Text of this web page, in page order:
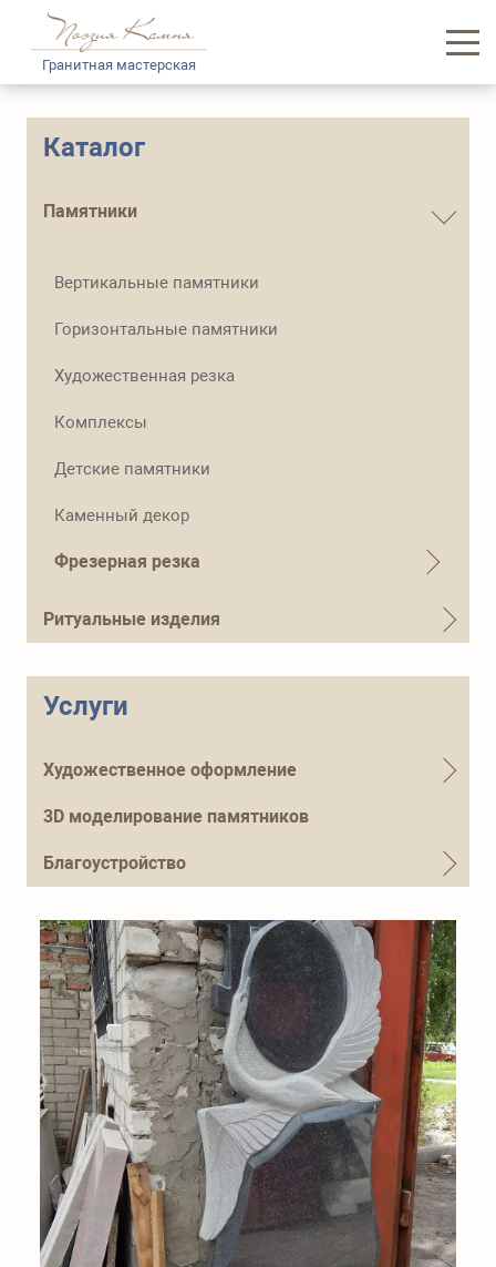
Гранитная мастерская
Доставка и логистика
+7 (915) 644-01-54
Каталог
Памятники
Вертикальные памятники
Горизонтальные памятники
Художественная резка
Комплексы
Детские памятники
Каменный декор
Фрезерная резка
Ритуальные изделия
Услуги
Художественное оформление
3D моделирование памятников
Благоустройство